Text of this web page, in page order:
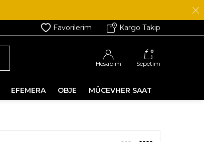
Favorilerim Kargo Takip
Hesabım
0
Sepetim
EFEMERA OBJE MÜCEVHER SAAT